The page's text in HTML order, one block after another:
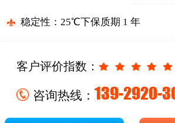
稳定性：25℃下保质期 1 年
客户评价指数：
咨询热线： 139-2920-